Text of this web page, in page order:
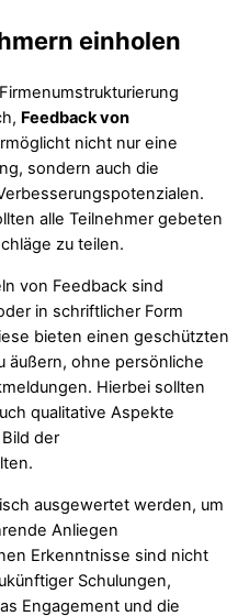
einholen
Feedback von
nicht nur eine
sondern auch die
alle Teilnehmer gebeten
zu teilen.
von Feedback sind
in schriftlicher Form
bieten einen geschützten
äußern, ohne persönliche
Hierbei sollten
qualitative Aspekte
der
ausgewertet werden, um
Anliegen
Erkenntnisse sind nicht
Schulungen,
Engagement und die